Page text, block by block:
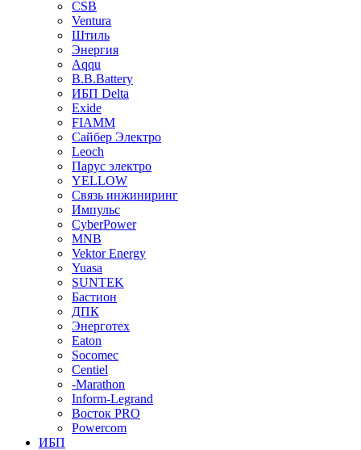
CSB
Ventura
Штиль
Энергия
Aqqu
B.B.Bаttery
ИБП Delta
Exide
FIAMM
Сайбер Электро
Leoch
Парус электро
YELLOW
Связь инжиниринг
Импульс
CyberPower
MNB
Vektor Energy
Yuasa
SUNTEK
Бастион
ДПК
Энерготех
Eaton
Socomec
Centiel
-Marathon
Inform-Legrand
Восток PRO
Powercom
ИБП